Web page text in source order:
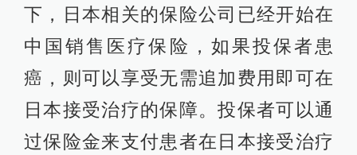
下，日本相关的保险公司已经开始在
中国销售医疗保险，如果投保者患
癌，则可以享受无需追加费用即可在
日本接受治疗的保障。投保者可以通
过保险金来支付患者在日本接受治疗